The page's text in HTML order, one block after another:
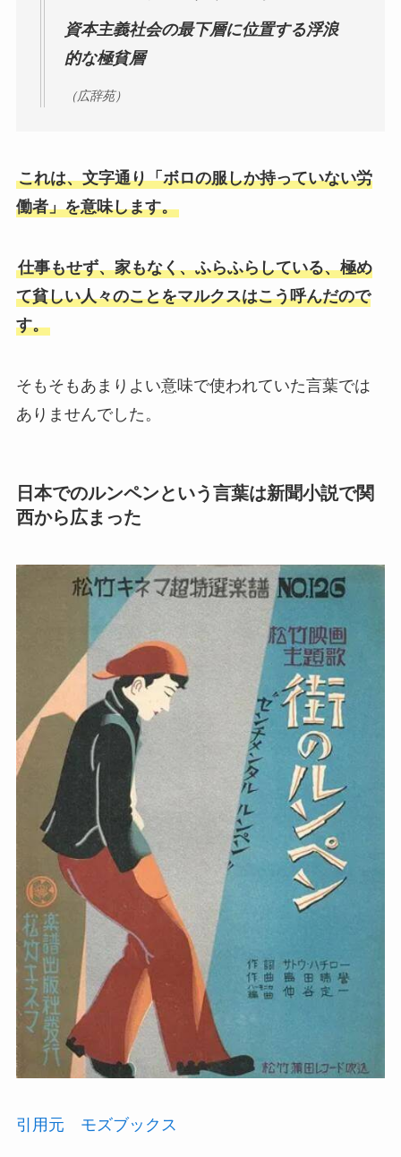
資本主義社会の最下層に位置する浮浪
的な極貧層
（広辞苑）
これは、文字通り「ボロの服しか持っていない労
働者」を意味します。
仕事もせず、家もなく、ふらふらしている、極め
て貧しい人々のことをマルクスはこう呼んだので
す。
そもそもあまりよい意味で使われていた言葉では
ありませんでした。
日本でのルンペンという言葉は新聞小説で関
西から広まった
引用元 モズブックス